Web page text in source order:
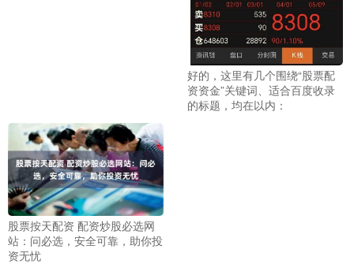
好的，这里有几个围绕“股票配
资资金”关键词、适合百度收录
的标题，均在以内：
股票按天配资 配资炒股必选网
站：问必选，安全可靠，助你投
资无忧